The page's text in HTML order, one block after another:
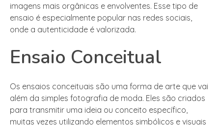
imagens mais orgânicas e envolventes. Esse tipo de
ensaio é especialmente popular nas redes sociais,
onde a autenticidade é valorizada.
Ensaio Conceitual
Os ensaios conceituais são uma forma de arte que vai
além da simples fotografia de moda. Eles são criados
para transmitir uma ideia ou conceito específico,
muitas vezes utilizando elementos simbólicos e visuais